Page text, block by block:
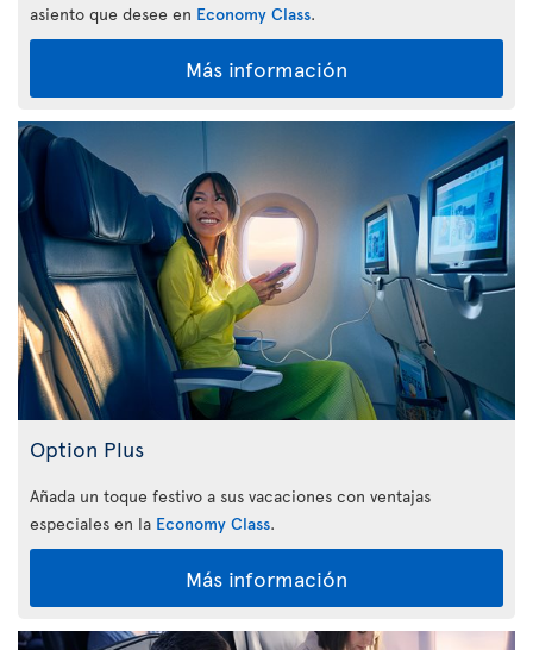
asiento que desee en Economy Class.
Más información
Option Plus
Añada un toque festivo a sus vacaciones con ventajas
especiales en la Economy Class.
Más información